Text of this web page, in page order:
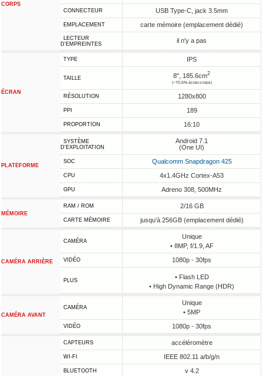
CORPS
CONNECTEUR USB Type-C, jack 3.5mm
EMPLACEMENT carte mémoire (emplacement dédié)
LECTEUR
D'EMPREINTES
il n'y a pas
ÉCRAN
TYPE IPS
TAILLE 8", 185.6cm2
(~70.5% écran-corps)
RÉSOLUTION 1280x800
PPI 189
PROPORTION 16:10
PLATEFORME
SYSTÈME
D'EXPLOITATION
Android 7.1
(One UI)
SOC Qualcomm Snapdragon 425
CPU 4x1.4GHz Cortex-A53
GPU Adreno 308, 500MHz
MÉMOIRE
RAM / ROM 2/16 GB
CARTE MÉMOIRE jusqu'à 256GB (emplacement dédié)
CAMÉRA ARRIÈRE
CAMÉRA
Unique
• 8MP, f/1.9, AF
VIDÉO 1080p - 30fps
PLUS
• Flash LED
• High Dynamic Range (HDR)
CAMÉRA AVANT
CAMÉRA
Unique
• 5MP
VIDÉO 1080p - 30fps
CAPTEURS accéléromètre
WI-FI IEEE 802.11 a/b/g/n
BLUETOOTH v 4.2